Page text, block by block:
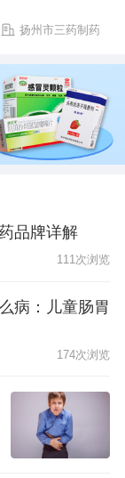
扬州市三药制药
品牌详解
111次浏览
病：儿童肠胃
174次浏览